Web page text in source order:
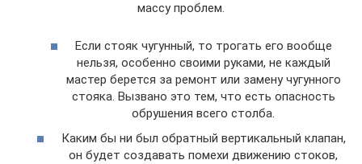
массу проблем.
Если стояк чугунный, то трогать его вообще
нельзя, особенно своими руками, не каждый
мастер берется за ремонт или замену чугунного
стояка. Вызвано это тем, что есть опасность
обрушения всего столба.
Каким бы ни был обратный вертикальный клапан,
он будет создавать помехи движению стоков,